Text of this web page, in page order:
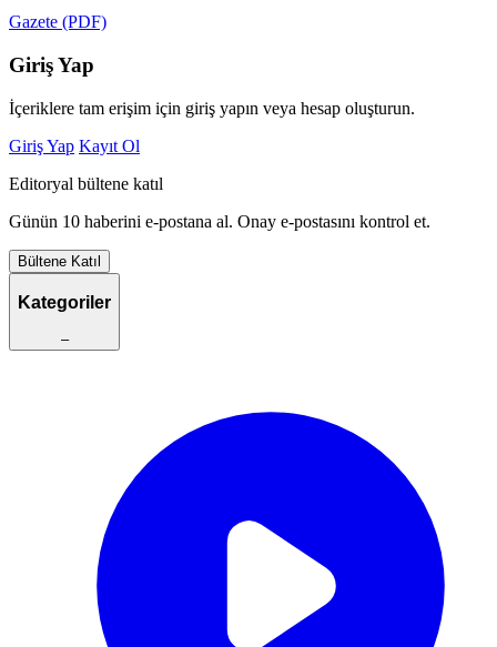
Gazete (PDF)
Giriş Yap
İçeriklere tam erişim için giriş yapın veya hesap oluşturun.
Giriş Yap Kayıt Ol
Editoryal bültene katıl
Günün 10 haberini e-postana al. Onay e-postasını kontrol et.
Bültene Katıl
Kategoriler
–